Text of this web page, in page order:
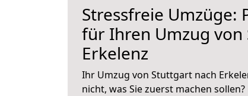
Stressfreie Umzüge:
für Ihren Umzug
Erkelenz
Ihr Umzug von Stuttgart nach
nicht, was Sie zuerst machen